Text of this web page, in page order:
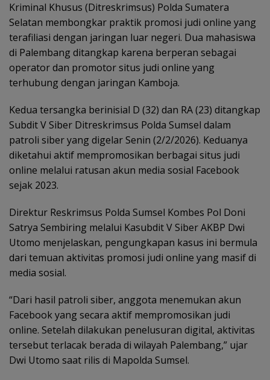
Kriminal Khusus (Ditreskrimsus) Polda Sumatera
Selatan membongkar praktik promosi judi online yang
terafiliasi dengan jaringan luar negeri. Dua mahasiswa
di Palembang ditangkap karena berperan sebagai
operator dan promotor situs judi online yang
terhubung dengan jaringan Kamboja.
Kedua tersangka berinisial D (32) dan RA (23) ditangkap
Subdit V Siber Ditreskrimsus Polda Sumsel dalam
patroli siber yang digelar Senin (2/2/2026). Keduanya
diketahui aktif mempromosikan berbagai situs judi
online melalui ratusan akun media sosial Facebook
sejak 2023.
Direktur Reskrimsus Polda Sumsel Kombes Pol Doni
Satrya Sembiring melalui Kasubdit V Siber AKBP Dwi
Utomo menjelaskan, pengungkapan kasus ini bermula
dari temuan aktivitas promosi judi online yang masif di
media sosial.
“Dari hasil patroli siber, anggota menemukan akun
Facebook yang secara aktif mempromosikan judi
online. Setelah dilakukan penelusuran digital, aktivitas
tersebut terlacak berada di wilayah Palembang,” ujar
Dwi Utomo saat rilis di Mapolda Sumsel.